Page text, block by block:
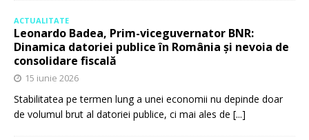
ACTUALITATE
Leonardo Badea, Prim-viceguvernator BNR:
Dinamica datoriei publice în România și nevoia de
consolidare fiscală
15 iunie 2026
Stabilitatea pe termen lung a unei economii nu depinde doar
de volumul brut al datoriei publice, ci mai ales de [...]